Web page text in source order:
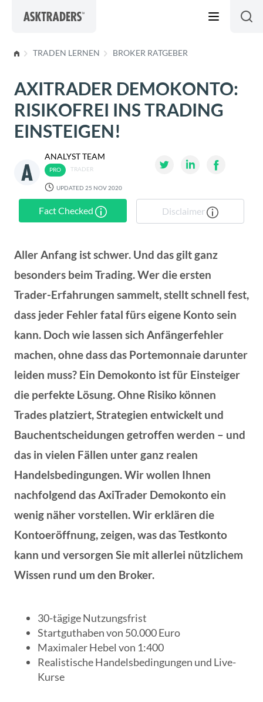
TRADEN LERNEN BROKER RATGEBER
AXITRADER DEMOKONTO:
RISIKOFREI INS TRADING
EINSTEIGEN!
ANALYST TEAM
TRADER
UPDATED 25 NOV 2020
Fact Checked Disclaimer
Aller Anfang ist schwer. Und das gilt ganz
besonders beim Trading. Wer die ersten
Trader-Erfahrungen sammelt, stellt schnell fest,
dass jeder Fehler fatal fürs eigene Konto sein
kann. Doch wie lassen sich Anfängerfehler
machen, ohne dass das Portemonnaie darunter
leiden muss? Ein Demokonto ist für Einsteiger
die perfekte Lösung. Ohne Risiko können
Trades platziert, Strategien entwickelt und
Bauchentscheidungen getroffen werden – und
das in vielen Fällen unter ganz realen
Handelsbedingungen. Wir wollen Ihnen
nachfolgend das AxiTrader Demokonto ein
wenig näher vorstellen. Wir erklären die
Kontoeröffnung, zeigen, was das Testkonto
kann und versorgen Sie mit allerlei nützlichem
Wissen rund um den Broker.
30-tägige Nutzungsfrist
Startguthaben von 50.000 Euro
Maximaler Hebel von 1:400
Realistische Handelsbedingungen und Live-
Kurse